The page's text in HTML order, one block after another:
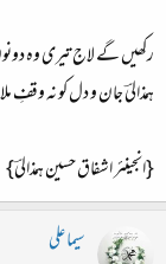
رکھیں گے لاج تیری وہ
ہمذالیؔ جان و دل کو نہ وقفِ
{انجینئر اشفاق حسین ہمذالیؔ}
سیما علی